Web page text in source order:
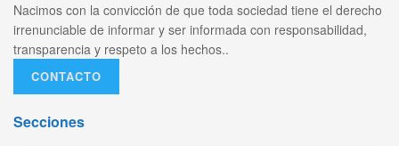
Nacimos con la convicción de que toda sociedad tiene el derecho
irrenunciable de informar y ser informada con responsabilidad,
transparencia y respeto a los hechos..
CONTACTO
Secciones